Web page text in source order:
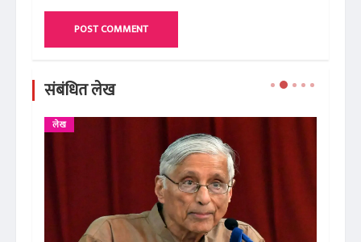
POST COMMENT
संबंधित लेख
लेख